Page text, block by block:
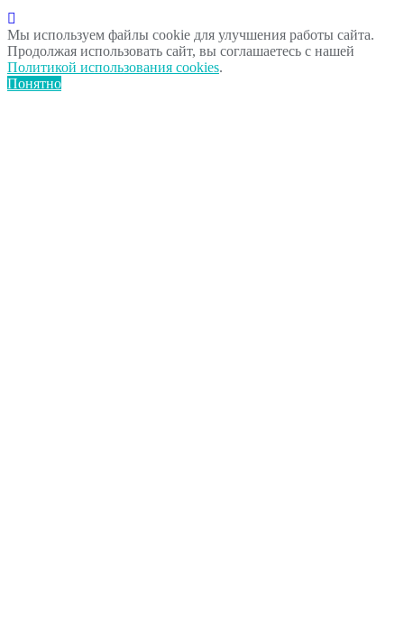
Мы используем файлы cookie для улучшения работы сайта.
Продолжая использовать сайт, вы соглашаетесь с нашей
Политикой использования cookies.
Понятно